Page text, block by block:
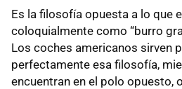
Es la filosofía opuesta a lo que
coloquialmente como “burro
Los coches americanos sirven
perfectamente esa filosofía,
encuentran en el polo opuesto,